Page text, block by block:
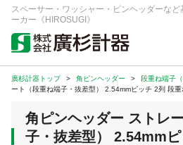
スペーサー・ワッシャー・ピンヘッダーな
ーカー《HIROSUGI》
キーワード 品番/シリーズ
商品カテゴリから探す
ジャンルから探す
廣杉計器トップ > 角ピンヘッダー > 段重ね端子（
ート（段重ね端子・抜差型） 2.54mmピッチ 2列 段
角ピンヘッダー ストレ
子・抜差型） 2.54mm